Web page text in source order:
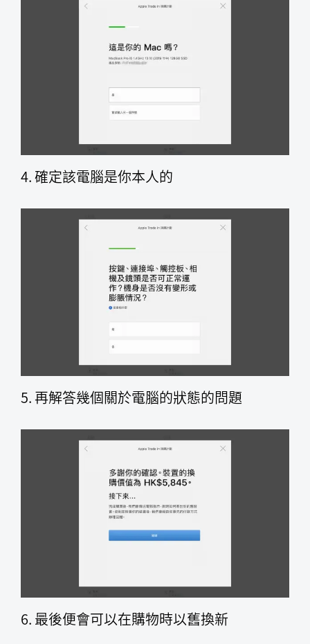
4. 確定該電腦是你本人的
5. 再解答幾個關於電腦的狀態的問題
6. 最後便會可以在購物時以舊換新